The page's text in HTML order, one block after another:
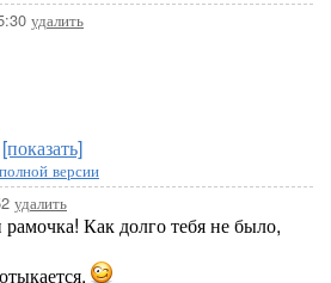
удалить
[показать]
версии
удалить
Как долго тебя не было,